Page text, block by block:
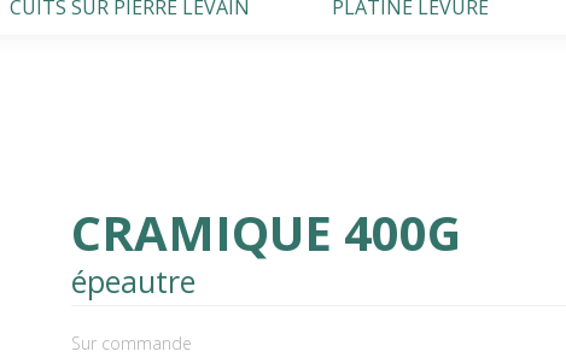
CUITS SUR PIERRE LEVAIN PLATINE LEVURE
CRAMIQUE 400G
épeautre
Sur commande